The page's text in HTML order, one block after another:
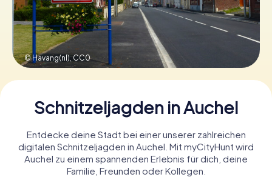
Gutscheine bestellen
© Havang(nl),CC0
Schnitzeljagden in Auchel
Entdecke deine Stadt bei einer unserer zahlreichen
digitalen Schnitzeljagden in Auchel. Mit myCityHunt wird
Auchel zu einem spannenden Erlebnis für dich, deine
Familie, Freunden oder Kollegen.